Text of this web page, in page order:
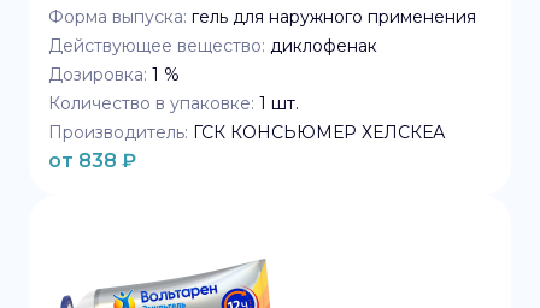
Форма выпуска: гель для наружного применения
Действующее вещество: диклофенак
Дозировка: 1 %
Количество в упаковке: 1 шт.
Производитель: ГСК КОНСЬЮМЕР ХЕЛСКЕА
от 838 ₽